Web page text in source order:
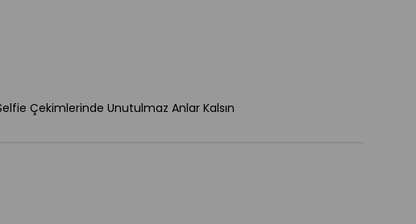
Çekimlerinde Unutulmaz Anlar Kalsın